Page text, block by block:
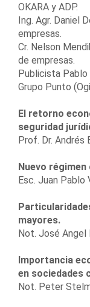
OKARA y ADP.
Ing. Agr. Daniel
empresas.
Cr. Nelson
de empresas.
Publicista Pablo
Grupo Punto
El retorno
seguridad
Prof. Dr. Andrés
Nuevo régimen
Esc. Juan Pablo
mayores.
Not. José Angel
Importancia
en sociedades
Not. Peter